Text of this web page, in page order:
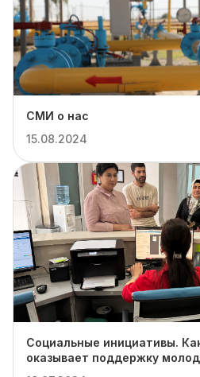
СМИ о нас
15.08.2024
Социальные инициативы.
оказывает поддержку